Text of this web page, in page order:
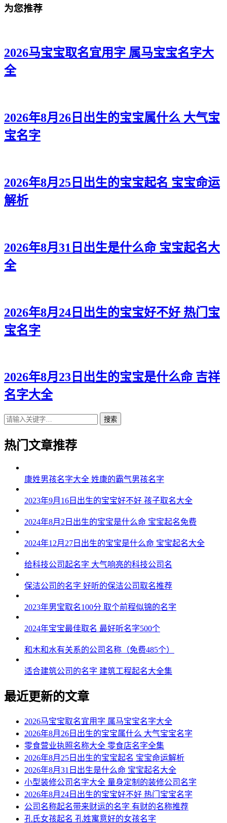
为您推荐
2026马宝宝取名宜用字 属马宝宝名字大
全
2026年8月26日出生的宝宝属什么 大气宝
宝名字
2026年8月25日出生的宝宝起名 宝宝命运
解析
2026年8月31日出生是什么命 宝宝起名大
全
2026年8月24日出生的宝宝好不好 热门宝
宝名字
2026年8月23日出生的宝宝是什么命 吉祥
名字大全
搜索
热门文章推荐
康姓男孩名字大全 姓康的霸气男孩名字
2023年9月16日出生的宝宝好不好 孩子取名大全
2024年8月2日出生的宝宝是什么命 宝宝起名免费
2024年12月27日出生的宝宝是什么命 宝宝起名大全
给科技公司起名字 大气响亮的科技公司名
保洁公司的名字 好听的保洁公司取名推荐
2023年男宝取名100分 取个前程似锦的名字
2024年宝宝最佳取名 最好听名字500个
和木和水有关系的公司名称（免费485个）
适合建筑公司的名字 建筑工程起名大全集
最近更新的文章
2026马宝宝取名宜用字 属马宝宝名字大全
2026年8月26日出生的宝宝属什么 大气宝宝名字
零食营业执照名称大全 零食店名字全集
2026年8月25日出生的宝宝起名 宝宝命运解析
2026年8月31日出生是什么命 宝宝起名大全
小型装修公司名字大全 量身定制的装修公司名字
2026年8月24日出生的宝宝好不好 热门宝宝名字
公司名称起名带来财运的名字 有财的名称推荐
孔氏女孩起名 孔姓寓意好的女孩名字